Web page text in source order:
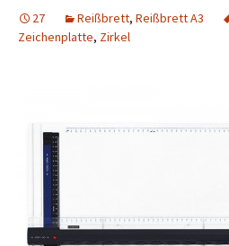
27 Reißbrett, Reißbrett A3
Zeichenplatte, Zirkel